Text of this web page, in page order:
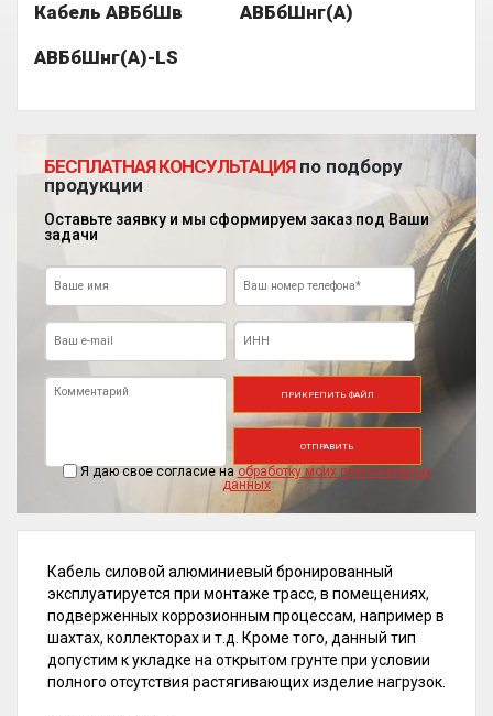
Кабель АВБбШв АВБбШнг(А)
АВБбШнг(А)-LS
БЕСПЛАТНАЯ КОНСУЛЬТАЦИЯпо подбору
продукции
Оставьте заявку и мы сформируем заказ под Ваши
задачи
ПРИКРЕПИТЬ ФАЙЛ
Я даю свое согласие на обработку моих персональных
данных
ОТПРАВИТЬ
Кабель силовой алюминиевый бронированный
эксплуатируется при монтаже трасс, в помещениях,
подверженных коррозионным процессам, например в
шахтах, коллекторах и т.д. Кроме того, данный тип
допустим к укладке на открытом грунте при условии
полного отсутствия растягивающих изделие нагрузок.